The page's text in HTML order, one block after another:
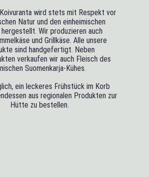
Koivuranta wird stets mit Respekt vor
Natur und den einheimischen
hergestellt. Wir produzieren auch
und Grillkäse. Alle unsere
sind handgefertigt. Neben
verkaufen wir auch Fleisch des
Suomenkarja-Kühes.
ein leckeres Frühstück im Korb
aus regionalen Produkten zur
Hütte zu bestellen.